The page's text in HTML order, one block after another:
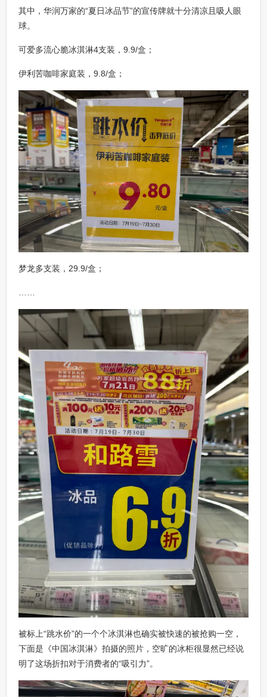
其中，华润万家的“夏日冰品节”的宣传牌就十分清凉且吸人眼
球。
可爱多流心脆冰淇淋4支装，9.9/盒；
伊利苦咖啡家庭装，9.8/盒；
梦龙多支装，29.9/盒；
被标上“跳水价”的一个个冰淇淋也确实被快速的被抢购一空，
下面是《中国冰淇淋》拍摄的照片，空旷的冰柜很显然已经说
明了这场折扣对于消费者的“吸引力”。